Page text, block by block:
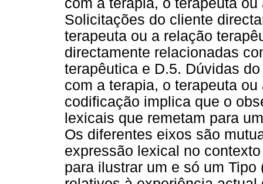
com a terapia, o terapeuta
Solicitações do cliente
terapeuta ou a relação
directamente relacionadas
terapêutica e D.5. Dúvidas
com a terapia, o terapeuta
codificação implica que o
lexicais que remetam para
Os diferentes eixos são
expressão lexical no
para ilustrar um e só um